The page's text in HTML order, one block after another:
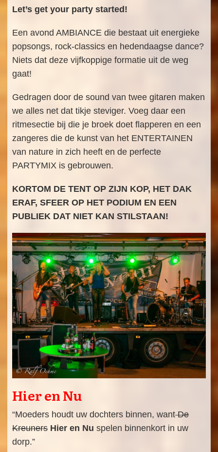
Let’s get your party started!
Een avond AMBIANCE die bestaat uit energieke
popsongs, rock-classics en hedendaagse dance?
Niets dat deze vijfkoppige formatie uit de weg
gaat!
Gedragen door de sound van twee gitaren maken
we alles net dat tikje steviger. Voeg daar een
ritmesectie bij die je broek doet flapperen en een
zangeres die de kunst van het ENTERTAINEN
van nature in zich heeft en de perfecte
PARTYMIX is gebrouwen.
KORTOM DE TENT OP ZIJN KOP, HET DAK
ERAF, SFEER OP HET PODIUM EN EEN
PUBLIEK DAT NIET KAN STILSTAAN!
Hier en Nu
“Moeders houdt uw dochters binnen, wantDe
Kreuners Hier en Nu spelen binnenkort in uw
dorp.”